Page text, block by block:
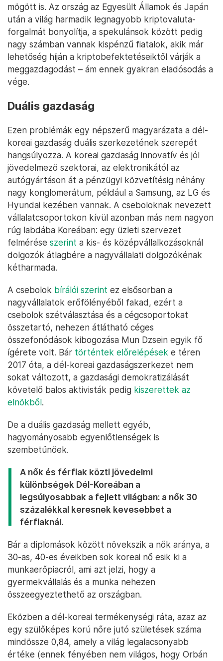
mögött is. Az ország az Egyesült Államok és Japán
után a világ harmadik legnagyobb kriptovaluta-
forgalmát bonyolítja, a spekulánsok között pedig
nagy számban vannak kispénzű fiatalok, akik már
lehetőség híján a kriptobefektetéseiktől várják a
meggazdagodást – ám ennek gyakran eladósodás a
vége.
Duális gazdaság
Ezen problémák egy népszerű magyarázata a dél-
koreai gazdaság duális szerkezetének szerepét
hangsúlyozza. A koreai gazdaság innovatív és jól
jövedelmező szektorai, az elektronikától az
autógyártáson át a pénzügyi közvetítésig néhány
nagy konglomerátum, például a Samsung, az LG és
Hyundai kezében vannak. A cseboloknak nevezett
vállalatcsoportokon kívül azonban más nem nagyon
rúg labdába Koreában: egy üzleti szervezet
felmérése szerint a kis- és középvállalkozásoknál
dolgozók átlagbére a nagyvállalati dolgozókénak
kétharmada.
A csebolok bírálói szerint ez elsősorban a
nagyvállalatok erőfölényéből fakad, ezért a
csebolok szétválasztása és a cégcsoportokat
összetartó, nehezen átlátható céges
összefonódások kibogozása Mun Dzsein egyik fő
ígérete volt. Bár történtek előrelépések e téren
2017 óta, a dél-koreai gazdaságszerkezet nem
sokat változott, a gazdasági demokratizálását
követelő balos aktivisták pedig kiszerettek az
elnökből.
De a duális gazdaság mellett egyéb,
hagyományosabb egyenlőtlenségek is
szembetűnőek.
A nők és férfiak közti jövedelmi
különbségek Dél-Koreában a
legsúlyosabbak a fejlett világban: a nők 30
százalékkal keresnek kevesebbet a
férfiaknál.
Bár a diplomások között növekszik a nők aránya, a
30-as, 40-es éveikben sok koreai nő esik ki a
munkaerőpiacról, ami azt jelzi, hogy a
gyermekvállalás és a munka nehezen
összeegyeztethető az országban.
Eközben a dél-koreai termékenységi ráta, azaz az
egy szülőképes korú nőre jutó születések száma
mindössze 0,84, amely a világ legalacsonyabb
értéke (ennek fényében nem világos, hogy Orbán